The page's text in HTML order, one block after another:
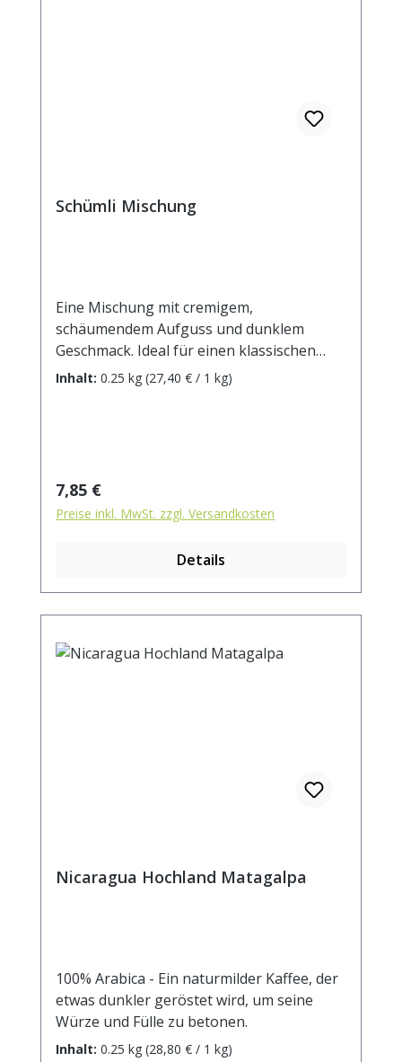
Schümli Mischung
Eine Mischung mit cremigem,
schäumendem Aufguss und dunklem
Geschmack. Ideal für einen klassischen
Milchkaffee und vor allem für
Inhalt: 0.25 kg (27,40 € / 1 kg)
Regulärer Preis:
7,85 €
Preise inkl. MwSt. zzgl. Versandkosten
Details
Nicaragua Hochland Matagalpa
100% Arabica - Ein naturmilder Kaffee, der
etwas dunkler geröstet wird, um seine
Würze und Fülle zu betonen.
Inhalt: 0.25 kg (28,80 € / 1 kg)